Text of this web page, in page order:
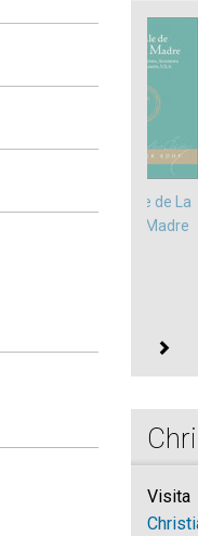
Manuale de La
Chiesa Madre
Visita